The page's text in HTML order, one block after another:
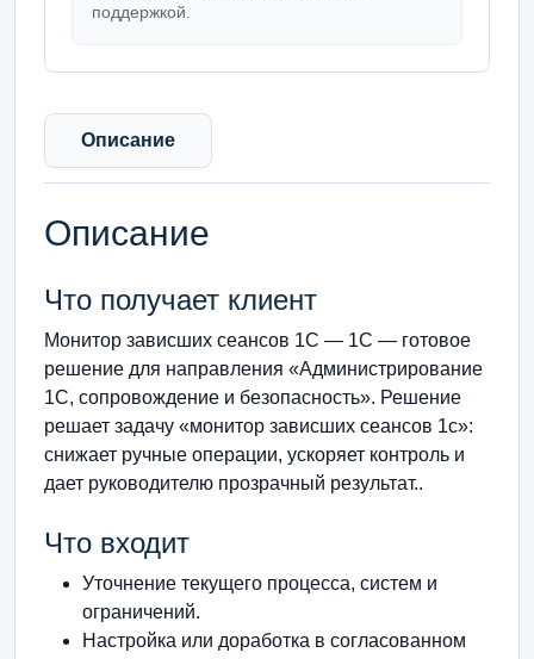
поддержкой.
Описание
Описание
Что получает клиент
Монитор зависших сеансов 1С — 1С — готовое
решение для направления «Администрирование
1С, сопровождение и безопасность». Решение
решает задачу «монитор зависших сеансов 1с»:
снижает ручные операции, ускоряет контроль и
дает руководителю прозрачный результат..
Что входит
Уточнение текущего процесса, систем и
ограничений.
Настройка или доработка в согласованном